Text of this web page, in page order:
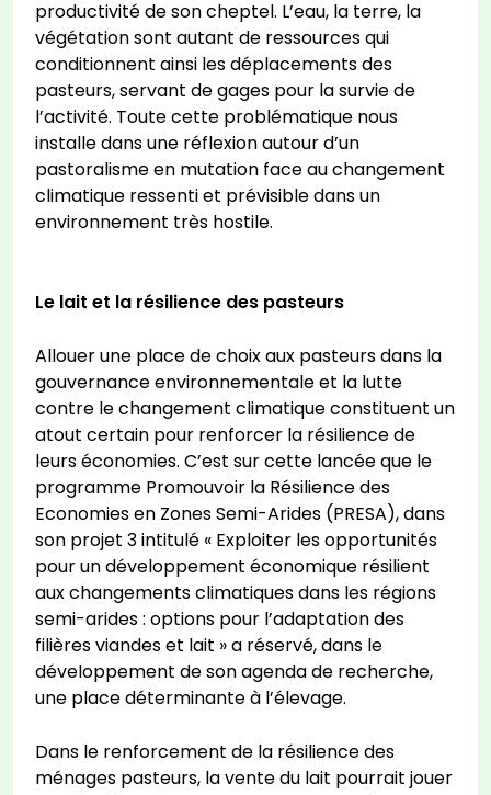
productivité de son cheptel. L’eau, la terre, la
végétation sont autant de ressources qui
conditionnent ainsi les déplacements des
pasteurs, servant de gages pour la survie de
l’activité. Toute cette problématique nous
installe dans une réflexion autour d’un
pastoralisme en mutation face au changement
climatique ressenti et prévisible dans un
environnement très hostile.
Le lait et la résilience des pasteurs
Allouer une place de choix aux pasteurs dans la
gouvernance environnementale et la lutte
contre le changement climatique constituent un
atout certain pour renforcer la résilience de
leurs économies. C’est sur cette lancée que le
programme Promouvoir la Résilience des
Economies en Zones Semi-Arides (PRESA), dans
son projet 3 intitulé « Exploiter les opportunités
pour un développement économique résilient
aux changements climatiques dans les régions
semi-arides : options pour l’adaptation des
filières viandes et lait » a réservé, dans le
développement de son agenda de recherche,
une place déterminante à l’élevage.
Dans le renforcement de la résilience des
ménages pasteurs, la vente du lait pourrait jouer